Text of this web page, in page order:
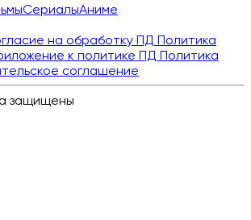
СериалыАниме
на обработку ПД Политика
к политике ПД Политика
соглашение
защищены